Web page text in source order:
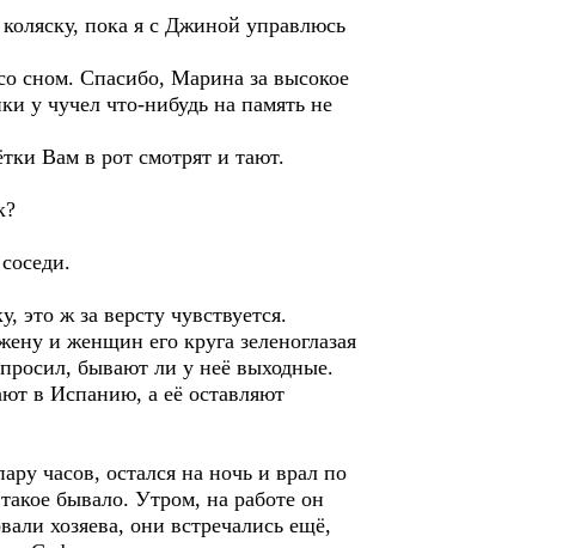
пока я с Джиной управлюсь
сном. Спасибо, Марина за высокое
у чучел что-нибудь на память не
Вам в рот смотрят и тают.
ж за версту чувствуется.
и женщин его круга зеленоглазая
бывают ли у неё выходные.
в Испанию, а её оставляют
часов, остался на ночь и врал по
бывало. Утром, на работе он
хозяева, они встречались ещё,